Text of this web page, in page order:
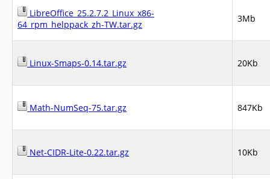
LibreOffice_25.2.7.2_Linux_x86-
64_rpm_helppack_zh-TW.tar.gz
3Mb
Linux-Smaps-0.14.tar.gz 20Kb
Math-NumSeq-75.tar.gz 847Kb
Net-CIDR-Lite-0.22.tar.gz 10Kb